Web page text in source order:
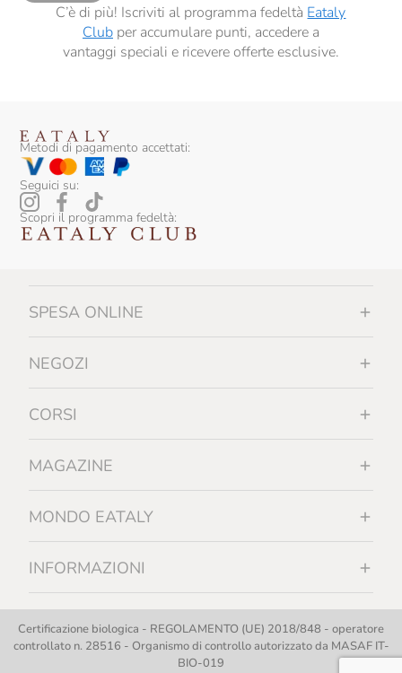
C’è di più! Iscriviti al programma fedeltà Eataly
Clubper accumulare punti, accedere a
vantaggi speciali e ricevere offerte esclusive.
Metodi di pagamento accettati:
Seguici su:
Scopri il programma fedeltà:
SPESA ONLINE
NEGOZI
CORSI
MAGAZINE
MONDO EATALY
INFORMAZIONI
Certificazione biologica - REGOLAMENTO (UE) 2018/848 - operatore
controllato n. 28516 - Organismo di controllo autorizzato da MASAF IT-
BIO-019